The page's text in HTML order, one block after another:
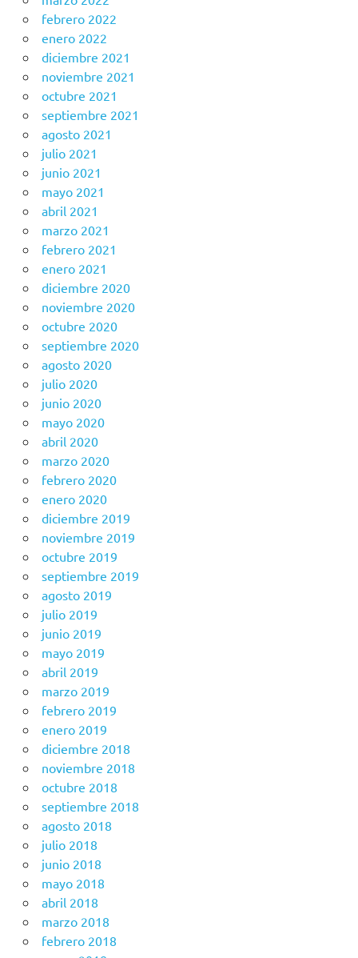
febrero 2022
enero 2022
diciembre 2021
noviembre 2021
octubre 2021
septiembre 2021
agosto 2021
julio 2021
junio 2021
mayo 2021
abril 2021
marzo 2021
febrero 2021
enero 2021
diciembre 2020
noviembre 2020
octubre 2020
septiembre 2020
agosto 2020
julio 2020
junio 2020
mayo 2020
abril 2020
marzo 2020
febrero 2020
enero 2020
diciembre 2019
noviembre 2019
octubre 2019
septiembre 2019
agosto 2019
julio 2019
junio 2019
mayo 2019
abril 2019
marzo 2019
febrero 2019
enero 2019
diciembre 2018
noviembre 2018
octubre 2018
septiembre 2018
agosto 2018
julio 2018
junio 2018
mayo 2018
abril 2018
marzo 2018
febrero 2018